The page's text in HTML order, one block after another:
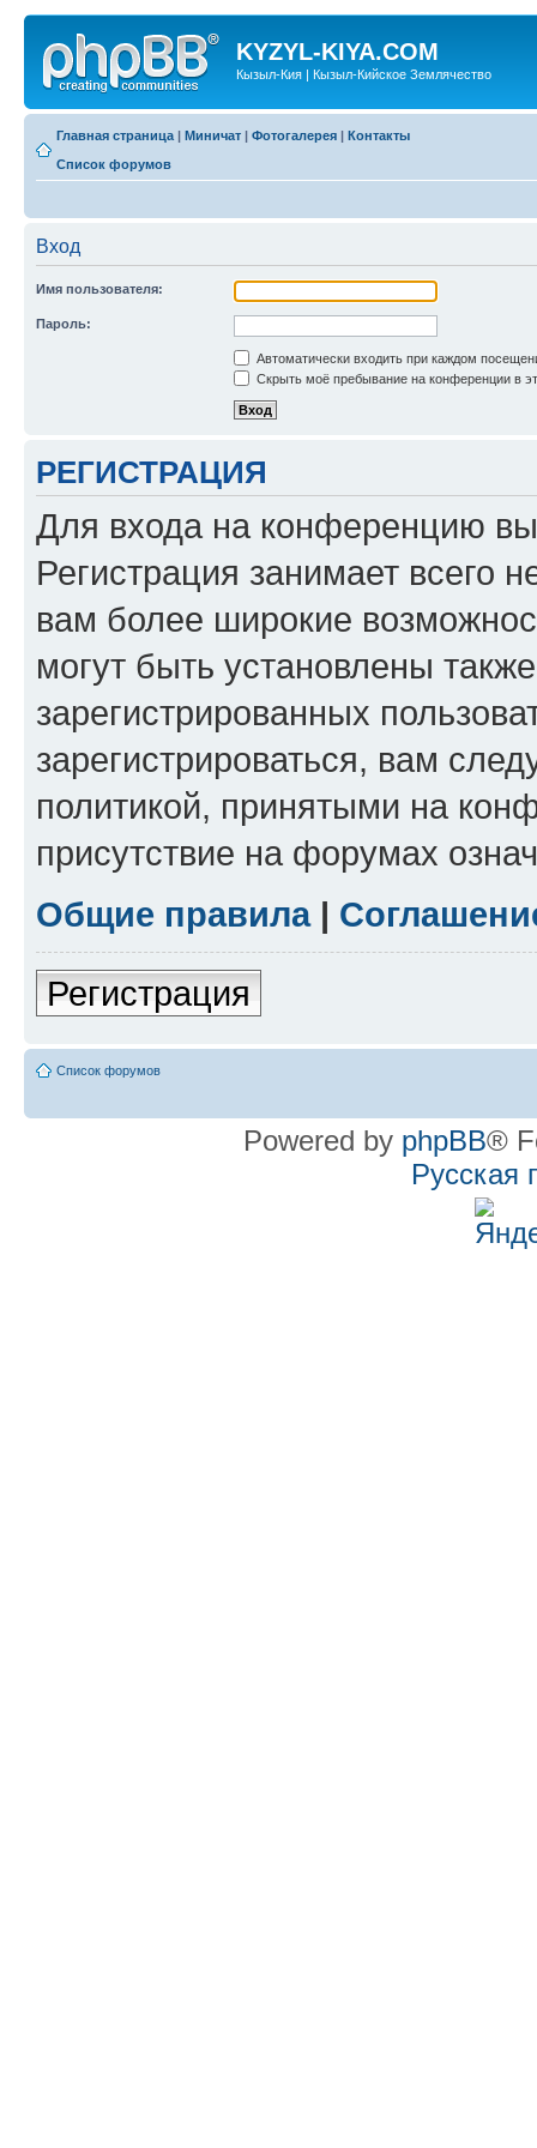
KYZYL-KIYA.COM
Кызыл-Кия | Кызыл-Кийское Землячество
Главная страница | Миничат | Фотогалерея | Контакты
Список форумов
Вход
Имя пользователя:
Пароль:
Автоматически входить при каждом
Скрыть моё пребывание на конференции в
РЕГИСТРАЦИЯ
Для входа на конференцию
Регистрация занимает всего
вам более широкие
могут быть установлены
зарегистрированных
зарегистрироваться, вам
политикой, принятыми на
присутствие на форумах
Общие правила|
Регистрация
Список форумов
Powered by phpBB®
Русская